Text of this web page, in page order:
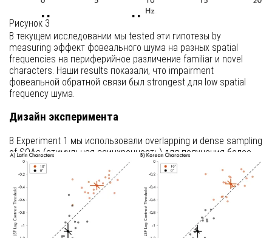
Рисунок 3
Методология исследования
В текущем исследовании мы tested эти гипотезы by
measuring эффект фовеального шума на разных spatial
frequencies на периферийное различение familiar и novel
characters. Наши results показали, что impairment
фовеальной обратной связи был strongest для low spatial
frequency шума.
Дизайн эксперимента
В Experiment 1 мы использовали overlapping и dense sampling
of SOAs (стимульная асинхронность) для получения более
точной оценки временного окна фовеальной обратной связи.
Участники выполняли задачу периферийного same-different
суждения с использованием символов их родного алфавита
(латинский) и иностранного письма (корейский).
Ключевые результаты